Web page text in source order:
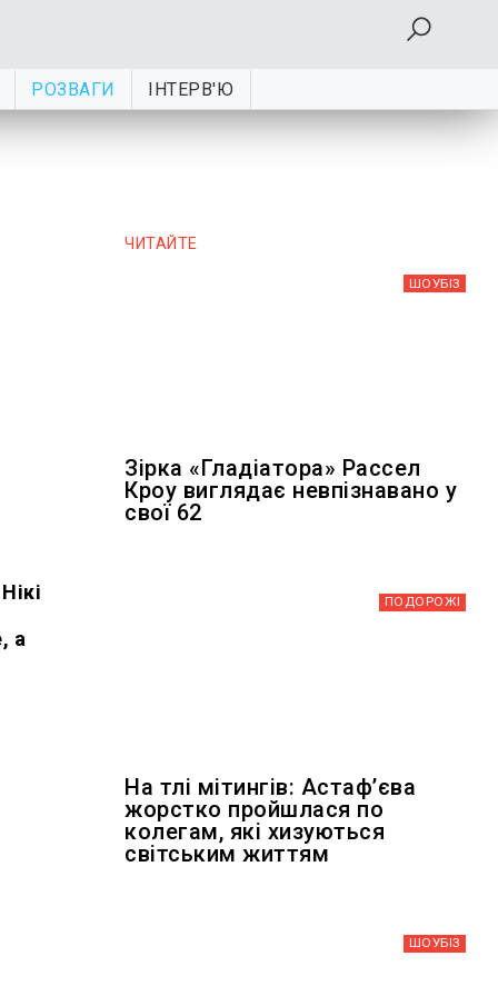
РОЗВАГИ ІНТЕРВ'Ю
а
ЧИТАЙТЕ
ШОУБIЗ
Зірка «Гладіатора» Рассел
Кроу виглядає невпізнавано у
свої 62
ПОДОРОЖІ
На тлі мітингів: Астафʼєва
жорстко пройшлася по
колегам, які хизуються
світським життям
ШОУБIЗ